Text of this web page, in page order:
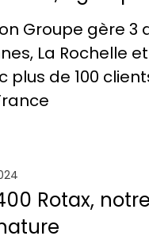
Groupe gère 3
La Rochelle
plus de 100
Rotax, notre